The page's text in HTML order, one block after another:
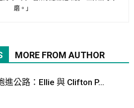
磨。」
MORE FROM AUTHOR
進公路：Ellie 與 Clifton P...